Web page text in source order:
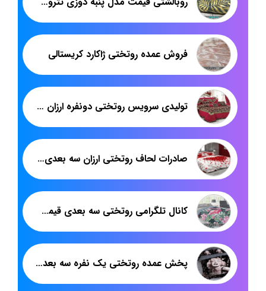
فروش عمده روتختی ژاکارد کریستالی
تولیدی سرویس روتختی دونفره ارزان ساتینت تهران
صادرات لحاف روتختی ارزان سه بعدی به عراق
کانال تلگرامی روتختی سه بعدی قیمت مناسب پاندا
پخش عمده روتختی یک نفره سه بعدی دخترانه